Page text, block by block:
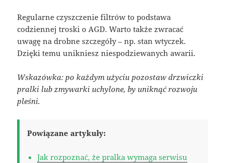
Regularne czyszczenie filtrów to podstawa
codziennej troski o AGD. Warto także zwracać
uwagę na drobne szczegóły – np. stan wtyczek.
Dzięki temu unikniesz niespodziewanych awarii.
Wskazówka: po każdym użyciu pozostaw drzwiczki
pralki lub zmywarki uchylone, by uniknąć rozwoju
pleśni.
Powiązane artykuły:
Jak rozpoznać, że pralka wymaga serwisu